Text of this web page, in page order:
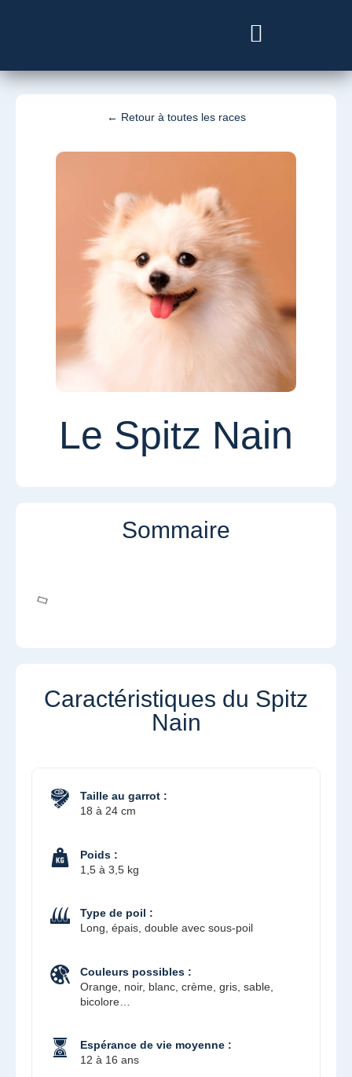
← Retour à toutes les races
Le Spitz Nain
Sommaire
Caractéristiques du Spitz
Nain
Taille au garrot :
18 à 24 cm
Poids :
1,5 à 3,5 kg
Type de poil :
Long, épais, double avec sous-poil
Couleurs possibles :
Orange, noir, blanc, crème, gris, sable,
bicolore…
Espérance de vie moyenne :
12 à 16 ans